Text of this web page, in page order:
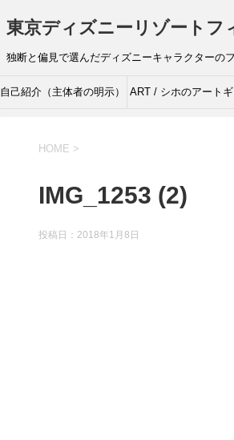
東京ディズニーリゾートフ
独断と偏見で選んだディズニーキャラクターの
自己紹介（主体者の明示） ART / シホのアートギ
HOME >
IMG_1253 (2)
投稿日： 2018年1月8日